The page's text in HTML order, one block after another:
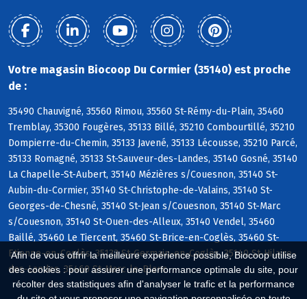
Afin de vous offrir la meilleure expérience possible, Biocoop utilise
des cookies : pour assurer une performance optimale du site, pour
récolter des statistiques afin d'analyser le trafic et la performance
Votre magasin Biocoop Du Cormier (35140) est proche
de :
35490 Chauvigné, 35560 Rimou, 35560 St-Rémy-du-Plain, 35460
Tremblay, 35300 Fougères, 35133 Billé, 35210 Combourtillé, 35210
Dompierre-du-Chemin, 35133 Javené, 35133 Lécousse, 35210 Parcé,
35133 Romagné, 35133 St-Sauveur-des-Landes, 35140 Gosné, 35140
La Chapelle-St-Aubert, 35140 Mézières s/Couesnon, 35140 St-
Aubin-du-Cormier, 35140 St-Christophe-de-Valains, 35140 St-
Georges-de-Chesné, 35140 St-Jean s/Couesnon, 35140 St-Marc
s/Couesnon, 35140 St-Ouen-des-Alleux, 35140 Vendel, 35460
Baillé, 35460 Le Tiercent, 35460 St-Brice-en-Coglès, 35460 St-
Etienne-en-Coglès, 35133 St-Germain-en-Coglès, 35140 St-Hilaire-
des-Landes, 35460 St-Marc-le-Blanc